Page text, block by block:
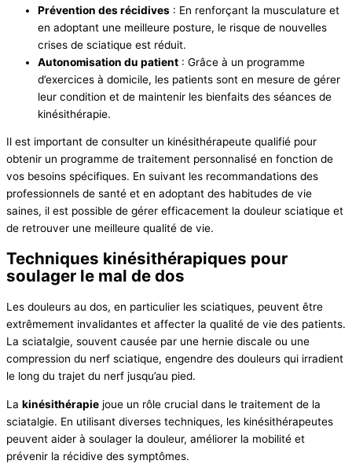
Prévention des récidives : En renforçant la musculature et
en adoptant une meilleure posture, le risque de nouvelles
crises de sciatique est réduit.
Autonomisation du patient : Grâce à un programme
d’exercices à domicile, les patients sont en mesure de gérer
leur condition et de maintenir les bienfaits des séances de
kinésithérapie.
Il est important de consulter un kinésithérapeute qualifié pour
obtenir un programme de traitement personnalisé en fonction de
vos besoins spécifiques. En suivant les recommandations des
professionnels de santé et en adoptant des habitudes de vie
saines, il est possible de gérer efficacement la douleur sciatique et
de retrouver une meilleure qualité de vie.
Techniques kinésithérapiques pour
soulager le mal de dos
Les douleurs au dos, en particulier les sciatiques, peuvent être
extrêmement invalidantes et affecter la qualité de vie des patients.
La sciatalgie, souvent causée par une hernie discale ou une
compression du nerf sciatique, engendre des douleurs qui irradient
le long du trajet du nerf jusqu’au pied.
La kinésithérapie joue un rôle crucial dans le traitement de la
sciatalgie. En utilisant diverses techniques, les kinésithérapeutes
peuvent aider à soulager la douleur, améliorer la mobilité et
prévenir la récidive des symptômes.